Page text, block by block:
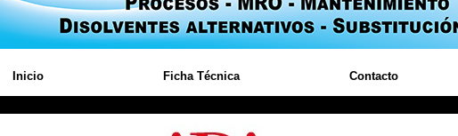
Inicio Ficha Técnica Contacto